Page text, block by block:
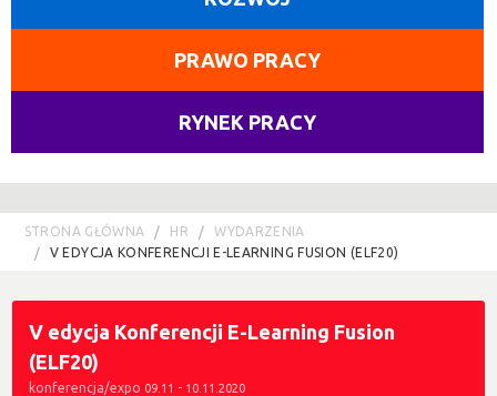
PRAWO PRACY
RYNEK PRACY
STRONA GŁÓWNA HR
WYDARZENIA
V EDYCJA KONFERENCJI E-LEARNING FUSION (ELF20)
V edycja Konferencji E-Learning Fusion
(ELF20)
konferencja/expo 09.11 - 10.11.2020